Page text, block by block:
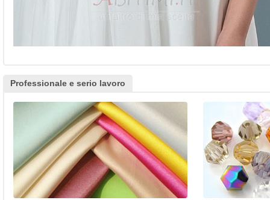
Professionale e serio lavoro